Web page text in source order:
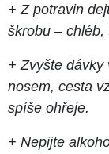
+ Z potravin
škrobu – chléb,
+ Zvyšte dávky
nosem, cesta
spíše ohřeje.
+ Nepijte